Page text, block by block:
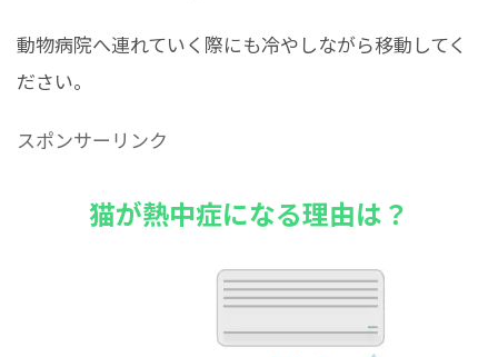
動物病院へ連れていく際にも冷やしながら移動してく
ださい。
スポンサーリンク
猫が熱中症になる理由は？